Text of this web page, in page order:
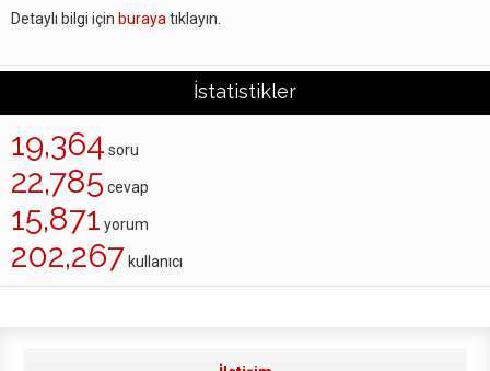
Detaylı bilgi için buraya tıklayın.
İstatistikler
19,364 soru
22,785 cevap
15,871 yorum
202,267 kullanıcı